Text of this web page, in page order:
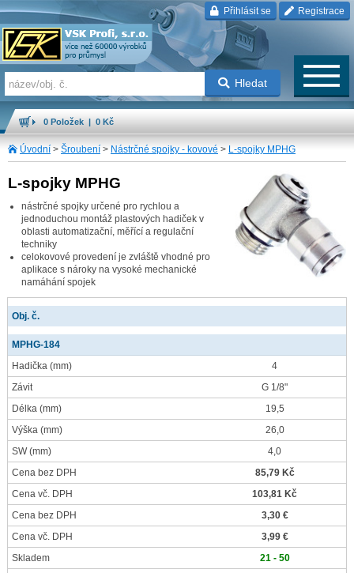
Přihlásit se Registrace
Hledat
0 Položek | 0 Kč
Úvodní > Šroubení > Nástrčné spojky - kovové > L-spojky MPHG
L-spojky MPHG
nástrčné spojky určené pro rychlou a
jednoduchou montáž plastových hadiček v
oblasti automatizační, měřící a regulační
techniky
celokovové provedení je zvláště vhodné pro
aplikace s nároky na vysoké mechanické
namáhání spojek
Obj. č.
MPHG-184
Hadička (mm)
4
Závit
G 1/8"
Délka (mm)
19,5
Výška (mm)
26,0
SW(mm)
4,0
Cena bez DPH
85,79 Kč
Cena vč. DPH
103,81 Kč
Cena bez DPH
3,30 €
Cena vč. DPH
3,99 €
Skladem
21 - 50